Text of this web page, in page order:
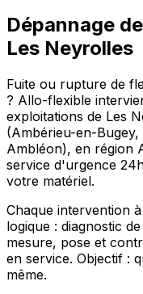
Dépannage
Les Neyrolles
Fuite ou rupture de
? Allo-flexible
exploitations de Les
(Ambérieu-en-
Ambléon), en région
service d'urgence
votre matériel.
Chaque intervention
logique : diagnostic
mesure, pose et
en service. Objectif :
même.